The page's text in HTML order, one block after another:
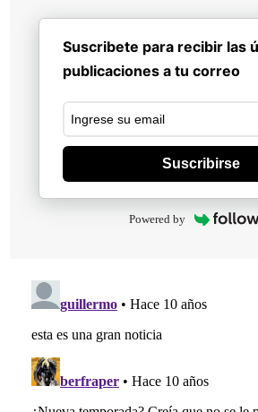
Suscribete para recibir las
publicaciones a tu correo
Suscribirse
Powered by